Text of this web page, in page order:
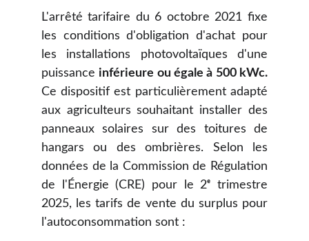
L'arrêté tarifaire du 6 octobre 2021 fixe
les conditions d'obligation d'achat pour
les installations photovoltaïques d'une
puissance inférieure ou égale à 500 kWc.
Ce dispositif est particulièrement adapté
aux agriculteurs souhaitant installer des
panneaux solaires sur des toitures de
hangars ou des ombrières. Selon les
données de la Commission de Régulation
de l'Énergie (CRE) pour le 2ᵉ trimestre
2025, les tarifs de vente du surplus pour
l'autoconsommation sont :